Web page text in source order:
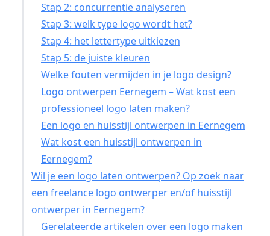
Stap 2: concurrentie analyseren
Stap 3: welk type logo wordt het?
Stap 4: het lettertype uitkiezen
Stap 5: de juiste kleuren
Welke fouten vermijden in je logo design?
Logo ontwerpen Eernegem – Wat kost een
professioneel logo laten maken?
Een logo en huisstijl ontwerpen in Eernegem
Wat kost een huisstijl ontwerpen in
Eernegem?
Wil je een logo laten ontwerpen? Op zoek naar
een freelance logo ontwerper en/of huisstijl
ontwerper in Eernegem?
Gerelateerde artikelen over een logo maken